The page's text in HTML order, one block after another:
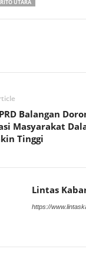
UTARA
Balangan
Masyarakat
Tinggi
Lintas
https://